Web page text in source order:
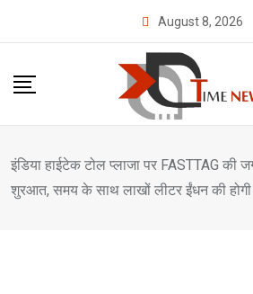
August 8, 2026
इंडिया हाईटेक टोल प्लाजा पर FASTTAG की
शुरआत, समय के साथ लाखों लीटर ईंधन की